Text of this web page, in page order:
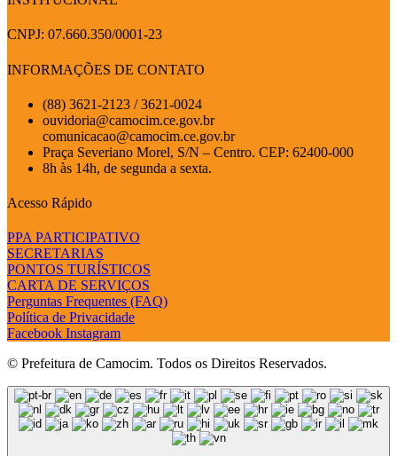
CNPJ: 07.660.350/0001-23
INFORMAÇÕES DE CONTATO
(88) 3621-2123 / 3621-0024
ouvidoria@camocim.ce.gov.br
comunicacao@camocim.ce.gov.br
Praça Severiano Morel, S/N – Centro. CEP: 62400-000
8h às 14h, de segunda a sexta.
Acesso Rápido
PPA PARTICIPATIVO
SECRETARIAS
PONTOS TURÍSTICOS
CARTA DE SERVIÇOS
Perguntas Frequentes (FAQ)
Política de Privacidade
Facebook Instagram
© Prefeitura de Camocim. Todos os Direitos Reservados.